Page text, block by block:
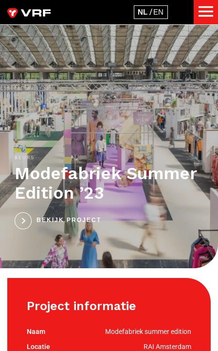
BEURS
Modefabriek Summer
Edition ’23
BEKIJK PROJECT
Project informatie
Modefabriek summer edition
RAI Amsterdam